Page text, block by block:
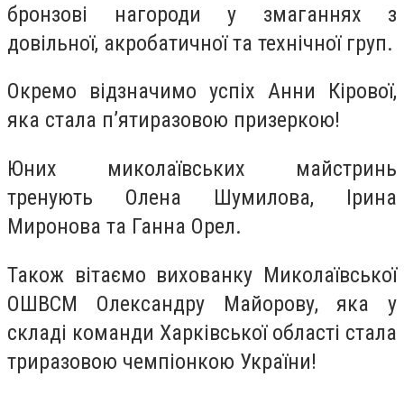
бронзові нагороди у змаганнях з
довільної, акробатичної та технічної груп.
Окремо відзначимо успіх Анни Кірової,
яка стала п’ятиразовою призеркою!
Юних миколаївських майстринь
тренують Олена Шумилова, Ірина
Миронова та Ганна Орел.
Також вітаємо вихованку Миколаївської
ОШВСМ Олександру Майорову, яка у
складі команди Харківської області стала
триразовою чемпіонкою України!